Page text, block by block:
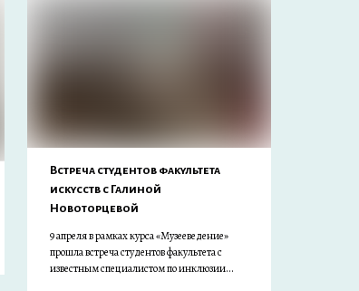
Встреча студентов факультета
искусств с Галиной
Новоторцевой
9 апреля в рамках курса «Музееведение»
прошла встреча студентов факультета с
известным специалистом по инклюзии...